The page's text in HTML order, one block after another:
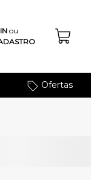
ou
Ofertas